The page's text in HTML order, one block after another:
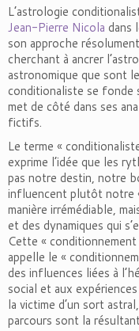
L’astrologie
Jean-Pierre Nicola dans
son approche
cherchant à ancrer
astronomique que sont
conditionaliste se fonde
met de côté dans ses
fictifs.
Le terme «
exprime l’idée que les
pas notre destin, notre
influencent plutôt notre
manière irrémédiable,
et des dynamiques qui
Cette «
appelle le «
des influences liées à
social et aux
la victime d’un sort
parcours sont la